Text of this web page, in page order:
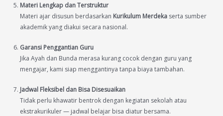
Materi Lengkap dan Terstruktur
Materi ajar disusun berdasarkan Kurikulum Merdeka serta sumber
akademik yang diakui secara nasional.
Garansi Penggantian Guru
Jika Ayah dan Bunda merasa kurang cocok dengan guru yang
mengajar, kami siap menggantinya tanpa biaya tambahan.
Jadwal Fleksibel dan Bisa Disesuaikan
Tidak perlu khawatir bentrok dengan kegiatan sekolah atau
ekstrakurikuler — jadwal belajar bisa diatur bersama.